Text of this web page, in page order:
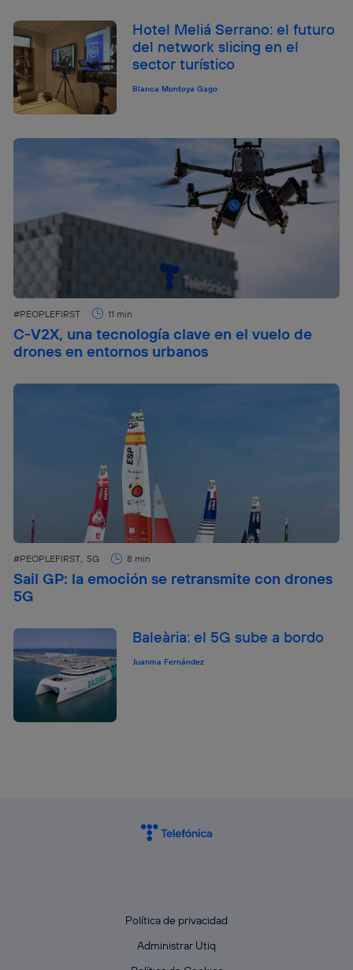
Hotel Meliá Serrano: el futuro
del network slicing en el
sector turístico
Blanca Montoya Gago
C-V2X, una tecnología clave en el vuelo de
drones en entornos urbanos
#PEOPLEFIRST 11 min
Sail GP: la emoción se retransmite con drones
5G
#PEOPLEFIRST 5G 8 min
Baleària: el 5G sube a bordo
Juanma Fernández
Política de privacidad
Administrar Utiq